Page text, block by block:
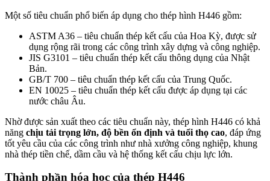
Một số tiêu chuẩn phổ biến áp dụng cho thép hình H446 gồm:
ASTM A36 – tiêu chuẩn thép kết cấu của Hoa Kỳ, được sử
dụng rộng rãi trong các công trình xây dựng và công nghiệp.
JIS G3101 – tiêu chuẩn thép kết cấu thông dụng của Nhật
Bản.
GB/T 700 – tiêu chuẩn thép kết cấu của Trung Quốc.
EN 10025 – tiêu chuẩn thép kết cấu được áp dụng tại các
nước châu Âu.
Nhờ được sản xuất theo các tiêu chuẩn này, thép hình H446 có khả
năng chịu tải trọng lớn, độ bền ổn định và tuổi thọ cao, đáp ứng
tốt yêu cầu của các công trình như nhà xưởng công nghiệp, khung
nhà thép tiền chế, dầm cầu và hệ thống kết cấu chịu lực lớn.
Thành phần hóa học của thép H446